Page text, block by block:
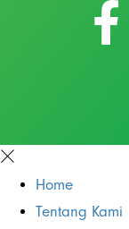
Home
Tentang Kami